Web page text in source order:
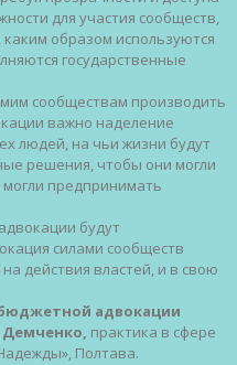
для участия сообществ,
образом используются
государственные
сообществам производить
важно наделение
людей, на чьи жизни будут
решения, чтобы они могли
предпринимать
будут
силами сообществ
действия властей, и в свою
адвокации
практика в сфере
Полтава.